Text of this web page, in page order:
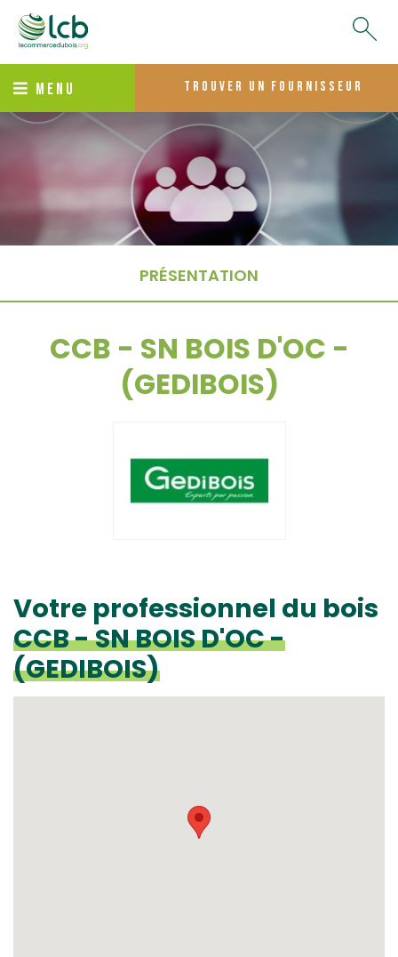
MENU trouver un fournisseur
PRÉSENTATION
CCB - SN BOIS D'OC -
(GEDIBOIS)
Votre professionnel du bois
CCB - SN BOIS D'OC -
(GEDIBOIS)